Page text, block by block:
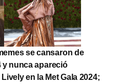
se cansaron de
y nunca apareció
en la Met Gala 2024;